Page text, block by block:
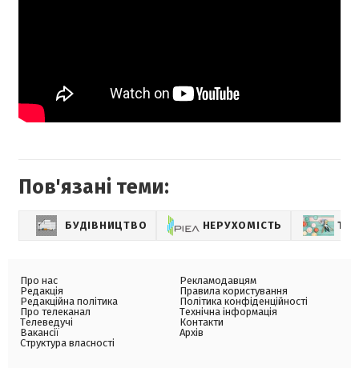
Пов'язані теми:
БУДІВНИЦТВО НЕРУХОМІСТЬ
Про нас
Редакція
Редакційна політика
Про телеканал
Телеведучі
Вакансії
Структура власності
Рекламодавцям
Правила користування
Політика конфіденційності
Технічна інформація
Контакти
Архів